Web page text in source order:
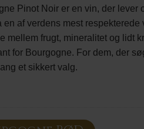
Pinot Noir er en vin, der lever
af verdens mest respekterede
mellem frugt, mineralitet og lidt
for Bourgogne. For dem, der
et sikkert valg.